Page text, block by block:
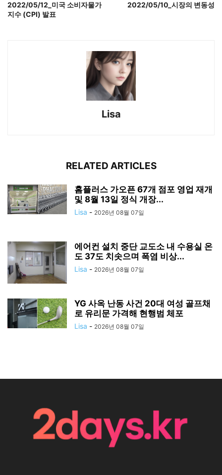
2022/05/12_미국 소비자물가
지수 (CPI) 발표
2022/05/10_시장의 변동성
Lisa
RELATED ARTICLES
홈플러스 가오픈 67개 점포 영업 재개
및 8월 13일 정식 개장...
Lisa - 2026년 08월 07일
에어컨 설치 중단 교도소 내 수용실 온
도 37도 치솟으며 폭염 비상...
Lisa - 2026년 08월 07일
YG 사옥 난동 사건 20대 여성 골프채
로 유리문 가격해 현행범 체포
Lisa - 2026년 08월 07일